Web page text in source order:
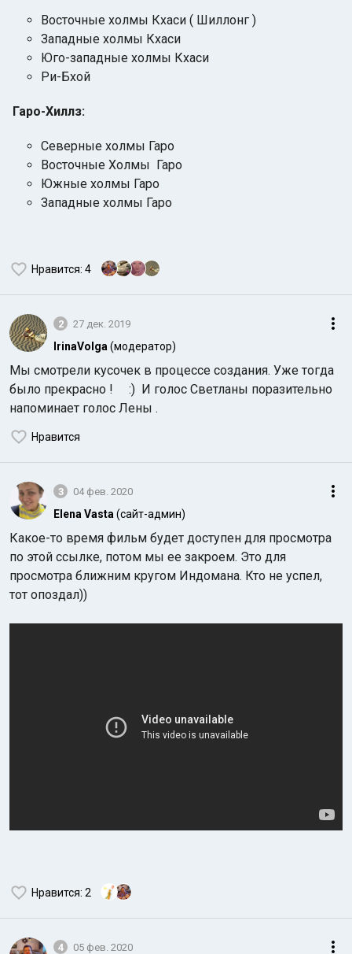
Восточные холмы Кхаси ( Шиллонг )
Западные холмы Кхаси
Юго-западные холмы Кхаси
Ри-Бхой
Гаро-Хиллз:
Северные холмы Гаро
Восточные Холмы Гаро
Южные холмы Гаро
Западные холмы Гаро
Нравится: 4
2 27 дек. 2019
IrinaVolga (модератор)
Мы смотрели кусочек в процессе создания. Уже тогда
было прекрасно ! :) И голос Светланы поразительно
напоминает голос Лены .
Нравится
3 04 фев. 2020
Elena Vasta (сайт-админ)
Какое-то время фильм будет доступен для просмотра
по этой ссылке, потом мы ее закроем. Это для
просмотра ближним кругом Индомана. Кто не успел,
тот опоздал))
Нравится: 2
4 05 фев. 2020